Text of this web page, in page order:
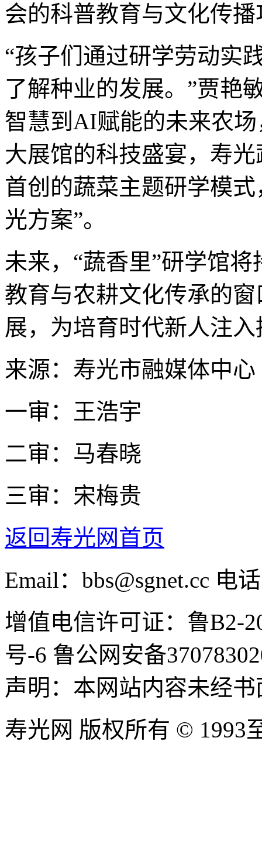
会的科普教育与文化传播
“孩子们通过研学劳动实
了解种业的发展。”贾艳
智慧到AI赋能的未来农
大展馆的科技盛宴，寿
首创的蔬菜主题研学模
光方案”。
未来，“蔬香里”研学馆
教育与农耕文化传承的
展，为培育时代新人注
来源：寿光市融媒体中心
一审：王浩宇
二审：马春晓
三审：宋梅贵
返回寿光网首页
Email：bbs@sgnet.cc 电
增值电信许可证：鲁B2-
号-6 鲁公网安备
声明：本网站内容未经
寿光网 版权所有 © 1993